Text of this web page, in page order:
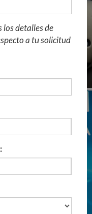
los detalles de
a tu solicitud